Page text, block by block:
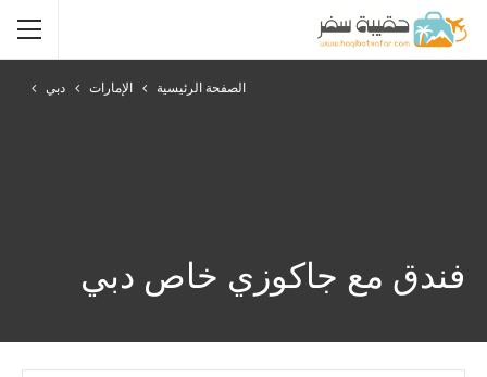
الصفحة الرئيسية الإمارات دبي
فندق مع جاكوزي خاص دبي